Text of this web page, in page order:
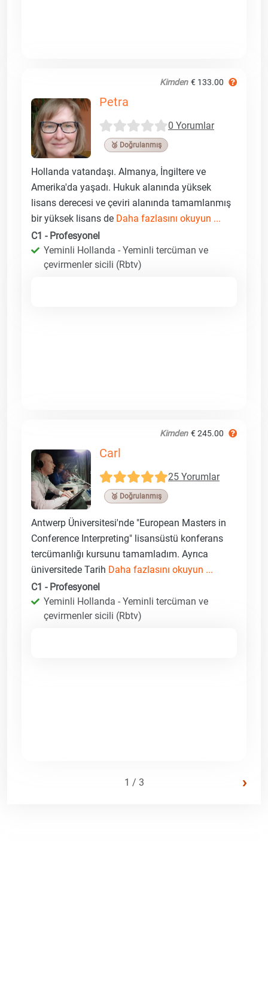
Kimden € 133.00
Petra
0 Yorumlar
🥉 Doğrulanmış
Hollanda vatandaşı. Almanya, İngiltere ve
Amerika'da yaşadı. Hukuk alanında yüksek
lisans derecesi ve çeviri alanında tamamlanmış
bir yüksek lisans de Daha fazlasını okuyun ...
C1 - Profesyonel
Yeminli Hollanda - Yeminli tercüman ve
çevirmenler sicili (Rbtv)
Kimden € 245.00
Carl
25 Yorumlar
🥉 Doğrulanmış
Antwerp Üniversitesi'nde "European Masters in
Conference Interpreting" lisansüstü konferans
tercümanlığı kursunu tamamladım. Ayrıca
üniversitede Tarih Daha fazlasını okuyun ...
C1 - Profesyonel
Yeminli Hollanda - Yeminli tercüman ve
çevirmenler sicili (Rbtv)
1 / 3 ›